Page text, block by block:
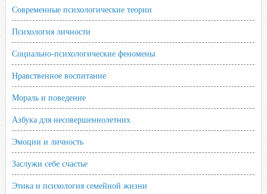
Современные психологические теории
Психология личности
Социально-психологические феномены
Нравственное воспитание
Мораль и поведение
Азбука для несовершеннолетних
Эмоции и личность
Заслужи себе счастье
Этика и психология семейной жизни